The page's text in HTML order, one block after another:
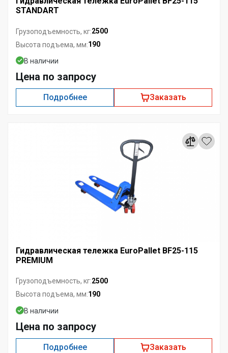
STANDART
Грузоподъемность, кг:2500
Высота подъема, мм:190
В наличии
Цена по запросу
Подробнее Заказать
Гидравлическая тележка EuroPallet BF25-115
PREMIUM
Грузоподъемность, кг:2500
Высота подъема, мм:190
В наличии
Цена по запросу
Подробнее Заказать